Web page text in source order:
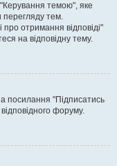
темою", яке
перегляду тем.
отримання відповіді"
на відповідну тему.
посилання "Підписатись
форуму.